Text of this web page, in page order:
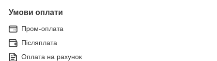
Умови оплати
Пром-оплата
Післяплата
Оплата на рахунок